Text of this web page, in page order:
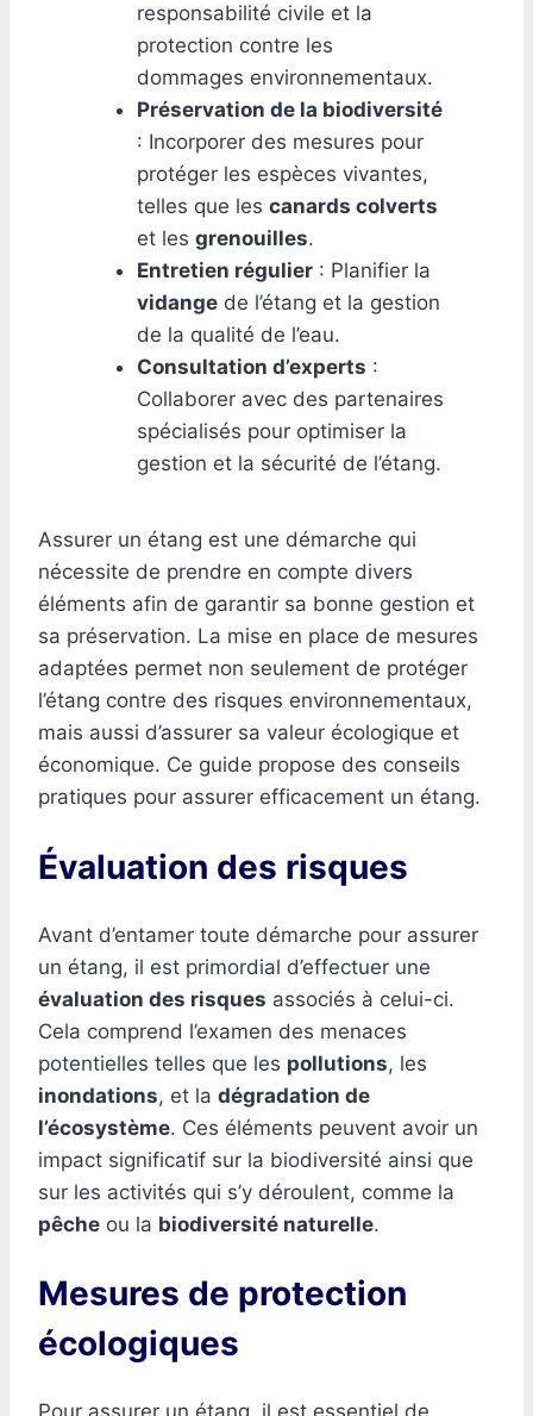
responsabilité civile et la
protection contre les
dommages environnementaux.
Préservation de la biodiversité
: Incorporer des mesures pour
protéger les espèces vivantes,
telles que les canards colverts
et les grenouilles.
Entretien régulier : Planifier la
vidange de l’étang et la gestion
de la qualité de l’eau.
Consultation d’experts :
Collaborer avec des partenaires
spécialisés pour optimiser la
gestion et la sécurité de l’étang.
Assurer un étang est une démarche qui
nécessite de prendre en compte divers
éléments afin de garantir sa bonne gestion et
sa préservation. La mise en place de mesures
adaptées permet non seulement de protéger
l’étang contre des risques environnementaux,
mais aussi d’assurer sa valeur écologique et
économique. Ce guide propose des conseils
pratiques pour assurer efficacement un étang.
Évaluation des risques
Avant d’entamer toute démarche pour assurer
un étang, il est primordial d’effectuer une
évaluation des risques associés à celui-ci.
Cela comprend l’examen des menaces
potentielles telles que les pollutions, les
inondations, et la dégradation de
l’écosystème. Ces éléments peuvent avoir un
impact significatif sur la biodiversité ainsi que
sur les activités qui s’y déroulent, comme la
pêche ou la biodiversité naturelle.
Mesures de protection
écologiques